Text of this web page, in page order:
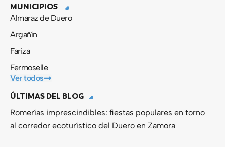
MUNICIPIOS
Almaraz de Duero
Argañín
Fariza
Fermoselle
Ver todos
ÚLTIMAS DEL BLOG
Romerías imprescindibles: fiestas populares en torno
al corredor ecoturístico del Duero en Zamora